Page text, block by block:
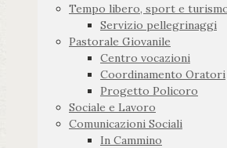
Tempo libero, sport e
Servizio pellegrinaggi
Pastorale Giovanile
Centro vocazioni
Coordinamento Oratori
Progetto Policoro
Sociale e Lavoro
Comunicazioni Sociali
In Cammino